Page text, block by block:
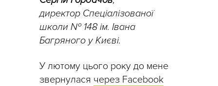
директор Спеціалізованої
школи № 148 ім. Івана
Багряного у Києві.
У лютому цього року до мене
звернулася через Facebook